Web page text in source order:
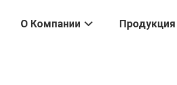
О Компании Продукция